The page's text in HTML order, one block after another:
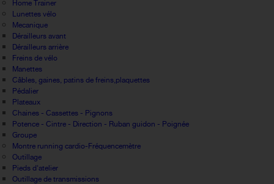
Home Trainer
Lunettes vélo
Mecanique
Dérailleurs avant
Dérailleurs arrière
Freins de vélo
Manettes
Câbles, gaines, patins de freins,plaquettes
Pédalier
Plateaux
Chaines - Cassettes - Pignons
Potence - Cintre - Direction - Ruban guidon - Poignée
Groupe
Montre running cardio-Fréquencemètre
Outillage
Pieds d'atelier
Outillage de transmissions